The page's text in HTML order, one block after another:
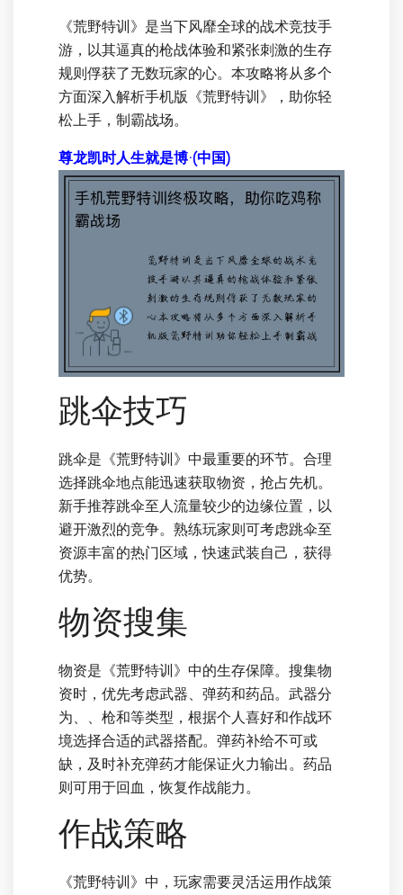
《荒野特训》是当下风靡全球的战术竞技手
游，以其逼真的枪战体验和紧张刺激的生存
规则俘获了无数玩家的心。本攻略将从多个
方面深入解析手机版《荒野特训》，助你轻
松上手，制霸战场。
尊龙凯时人生就是博·(中国)
跳伞技巧
跳伞是《荒野特训》中最重要的环节。合理
选择跳伞地点能迅速获取物资，抢占先机。
新手推荐跳伞至人流量较少的边缘位置，以
避开激烈的竞争。熟练玩家则可考虑跳伞至
资源丰富的热门区域，快速武装自己，获得
优势。
物资搜集
物资是《荒野特训》中的生存保障。搜集物
资时，优先考虑武器、弹药和药品。武器分
为、、枪和等类型，根据个人喜好和作战环
境选择合适的武器搭配。弹药补给不可或
缺，及时补充弹药才能保证火力输出。药品
则可用于回血，恢复作战能力。
作战策略
《荒野特训》中，玩家需要灵活运用作战策